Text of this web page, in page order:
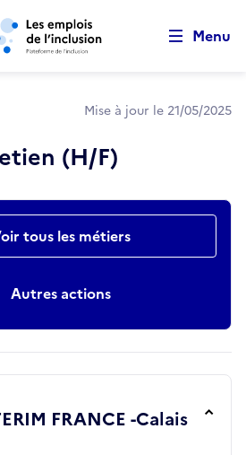
Aller au contenu principal
Menu
Mise à jour le 21/05/2025
(H/F)
tous les métiers
Autres actions
FRANCE -Calais
cookies